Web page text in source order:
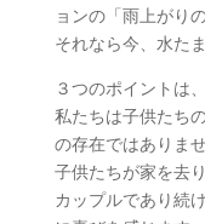
ョンの「雨上がり
それなら今、水た
３つのポイントは
私たちは子供たち
の存在ではありま
子供たちが家を去
カップルであり続